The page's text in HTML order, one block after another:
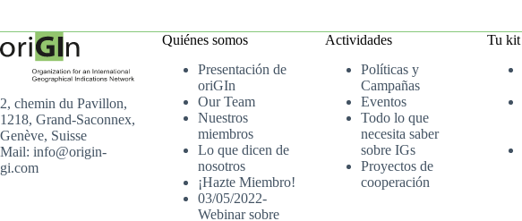
2, chemin du Pavillon,
1218, Grand-Saconnex,
Genève, Suisse
Mail: info@origin-
gi.com
Quiénes somos
Presentación de
oriGIn
Our Team
Nuestros
miembros
Lo que dicen de
nosotros
¡Hazte Miembro!
03/05/2022-
Webinar sobre
Actividades
Políticas y
Campañas
Eventos
Todo lo que
necesita saber
sobre IGs
Proyectos de
cooperación
Tu